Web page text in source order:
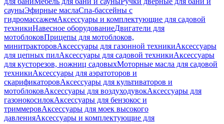
сауныЭфирные маслаСпа-бассейны с
гидромассажемАксессуары и комплектующие для садовой
техникиНавесное оборудованиеДвигатели для
мотоблоковПрицепы для мотоблоков,
минитракторовАксессуары для газонной техникиАксессуары
для цепных пилАксессуары для садовой техникиАксессуары
для кусторезов, ножниц садовыхМоторные масла для садовой
техникиАксессуары для аэратоторов и
скарификаторовАксессуары для культиваторов и
мотоблоковАксессуары для воздуходувокАксессуары для
газонокосилокАксессуары для бензокос и
триммеровАксессуары для моек высокого
давленияАксессуары и комплектующие для